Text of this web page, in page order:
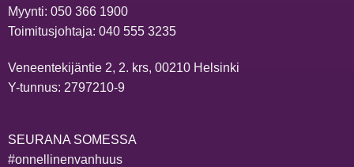
Myynti: 050 366 1900
Toimitusjohtaja: 040 555 3235
Veneentekijäntie 2, 2. krs, 00210 Helsinki
Y-tunnus: 2797210-9
SEURANA SOMESSA
#onnellinenvanhuus